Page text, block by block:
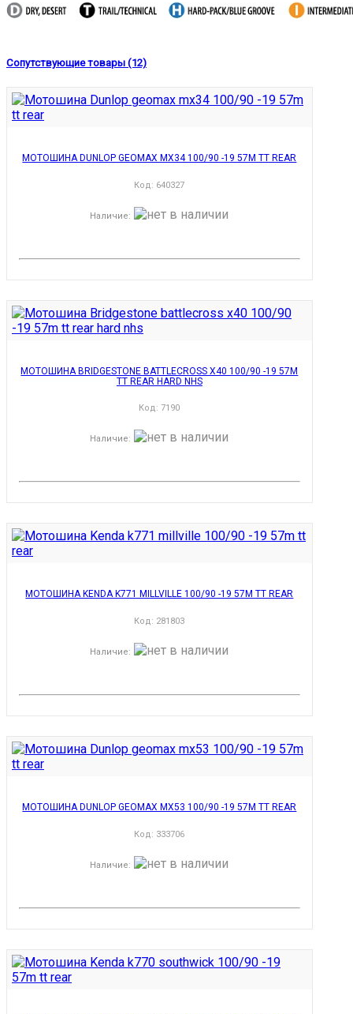
Сопутствующие товары (12)
МОТОШИНА DUNLOP GEOMAX MX34 100/90 -19 57M TT REAR
Код: 640327
Наличие:
МОТОШИНА BRIDGESTONE BATTLECROSS X40 100/90 -19 57M
TT REAR HARD NHS
Код:7190
Наличие:
МОТОШИНА KENDA K771 MILLVILLE 100/90 -19 57M TT REAR
Код: 281803
Наличие:
МОТОШИНА DUNLOP GEOMAX MX53 100/90 -19 57M TT REAR
Код: 333706
Наличие: